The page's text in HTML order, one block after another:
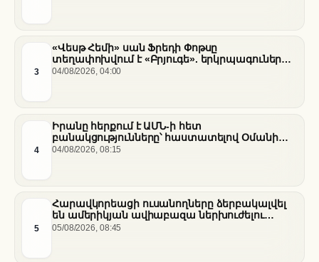
3
«Վեսթ Հեմի» սան Ֆրեդի Փոթսը
տեղափոխվում է «Բրյուգե». երկրպագուների
դժգոհությունը և ակումբի ռազմավարությունը
04/08/2026, 04:00
4
Իրանը հերքում է ԱՄՆ-ի հետ
բանակցությունները՝ հաստատելով Օմանի
միջնորդությամբ քննարկումները Հորմուզի
04/08/2026, 08:15
5
Հարավկորեացի ուսանողները ձերբակալվել
են ամերիկյան ավիաբազա ներխուժելու
համար
05/08/2026, 08:45